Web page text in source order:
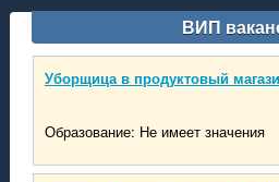
ВИП
Уборщица в продуктовый
Образование: Не имеет значения